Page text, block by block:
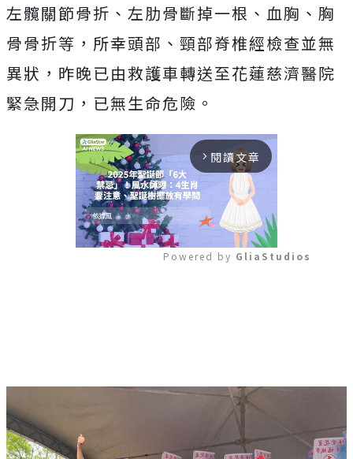
左髖關節骨折、左肋骨斷掉一根、血胸、胸
骨骨折等，所幸頭部、頸部脊椎經檢查並無
異狀，昨晚已由救護車轉送至花蓮慈濟醫院
緊急開刀，已無生命危險。
arrow_forward_ios 閱讀文章
Powered by GliaStudios